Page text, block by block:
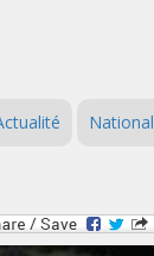
National